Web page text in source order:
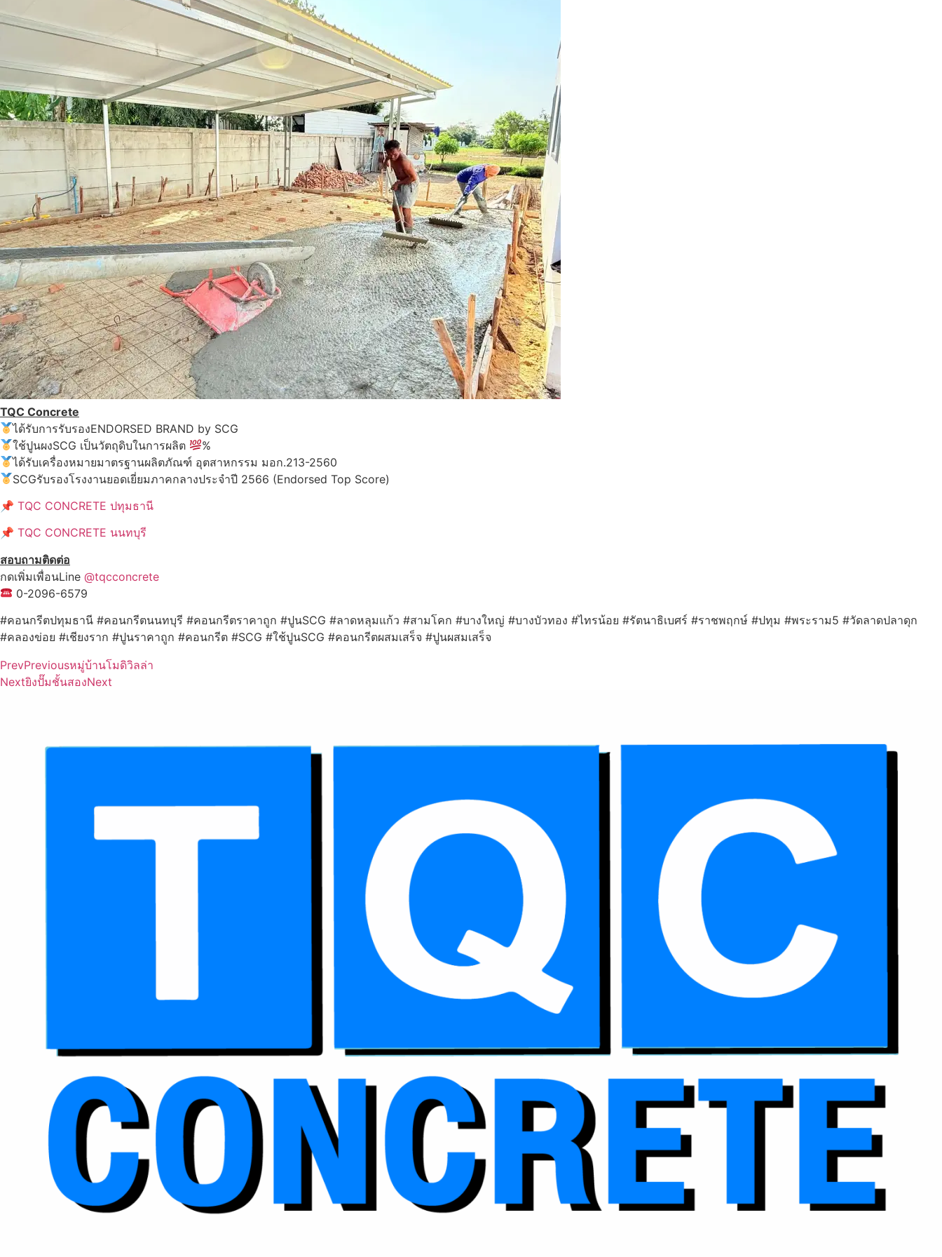
TQC Concrete
ได้รับการรับรองENDORSED BRAND by SCG
ใช้ปูนผงSCG เป็นวัตถุดิบในการผลิต
%
ได้รับเครื่องหมายมาตรฐานผลิตภัณฑ์ อุตสาหกรรม มอก.213-2560
SCGรับรองโรงงานยอดเยี่ยมภาคกลางประจำปี 2566 (Endorsed Top Score)
📌 TQC CONCRETE ปทุมธานี
📌 TQC CONCRETE นนทบุรี
สอบถามติดต่อ
กดเพิ่มเพื่อนLine @tqcconcrete
0-2096-6579
#คอนกรีตปทุมธานี #คอนกรีตนนทบุรี #คอนกรีตราคาถูก #ปูนSCG #ลาดหลุมแก้ว #สามโคก #บางใหญ่ #บางบัวทอง #ไทรน้อย #รัตนาธิเบศร์ #ราชพฤกษ์ #ปทุม #พระราม5 #วัดลาดปลาดุก
#คลองข่อย #เชียงราก #ปูนราคาถูก #คอนกรีต #SCG #ใช้ปูนSCG #คอนกรีตผสมเสร็จ #ปูนผสมเสร็จ
PrevPreviousหมู่บ้านโมดิวิลล่า
Nextยิงปั๊มชั้นสองNext